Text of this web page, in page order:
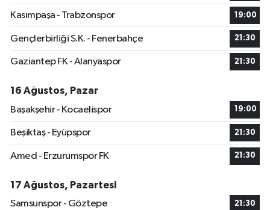
Kasımpaşa - Trabzonspor 19:00
Gençlerbirliği S.K. - Fenerbahçe 21:30
Gaziantep FK - Alanyaspor 21:30
16 Ağustos, Pazar
Başakşehir - Kocaelispor
19:00
Beşiktaş - Eyüpspor 21:30
Amed - Erzurumspor FK 21:30
17 Ağustos, Pazartesi
Samsunspor - Göztepe
21:30